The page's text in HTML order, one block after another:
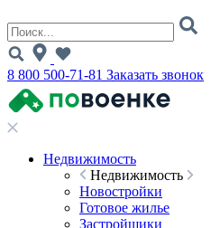
8 800 500-71-81 Заказать звонок
Недвижимость
Недвижимость
Новостройки
Готовое жилье
Застройщики